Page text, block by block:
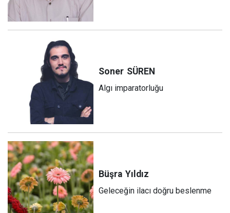
Soner SÜREN
Algı imparatorluğu
Büşra Yıldız
Geleceğin ilacı doğru beslenme